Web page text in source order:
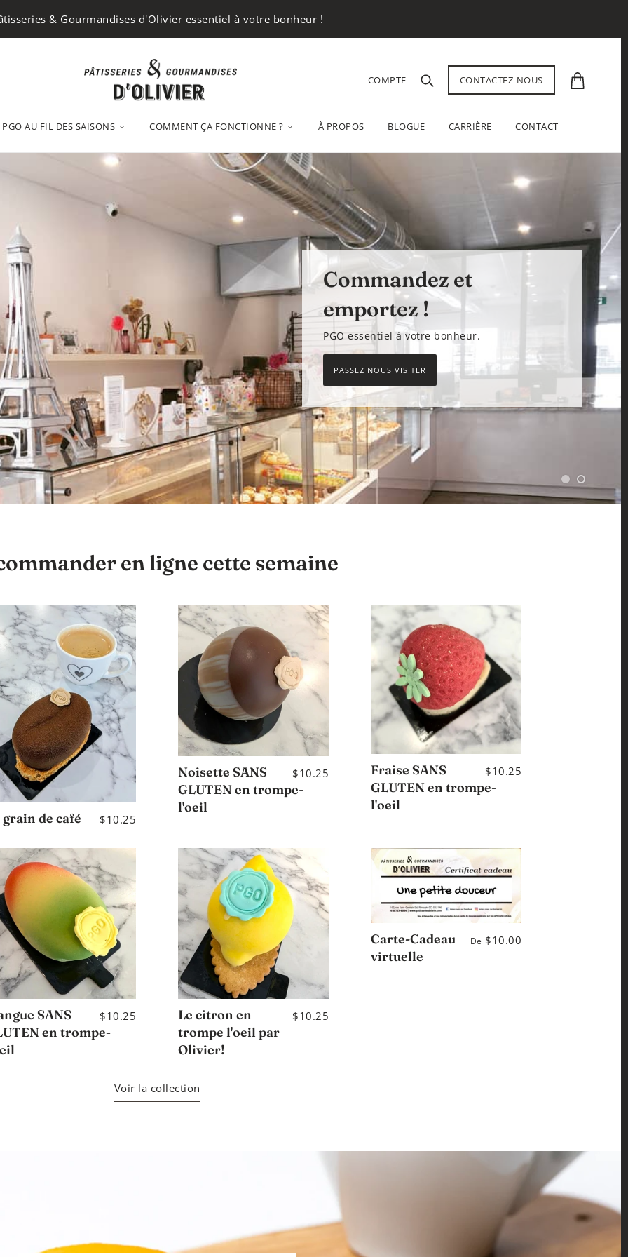
& Gourmandises d'Olivier essentiel à votre bonheur !
COMPTE CONTACTEZ-NOUS
PGO AU FIL DES SAISONS COMMENT ÇA FONCTIONNE ? À PROPOS BLOGUE CARRIÈRE CONTACT
Commandez et
emportez !
PGO essentiel à votre bonheur.
PASSEZ NOUS VISITER
en ligne cette semaine
$10.25
grain de café
$10.25
Noisette SANS
GLUTEN en trompe-
l'oeil
$10.25
Fraise SANS
GLUTEN en trompe-
l'oeil
$10.25
SANS
en trompe-
$10.25
Le citron en
trompe l'oeil par
Olivier!
De $10.00
Carte-Cadeau
virtuelle
Voir la collection